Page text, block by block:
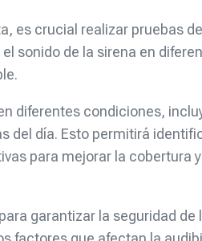
es crucial realizar pruebas
sonido de la sirena en
diferentes condiciones,
del día. Esto permitirá
para mejorar la cobertura
garantizar la seguridad de